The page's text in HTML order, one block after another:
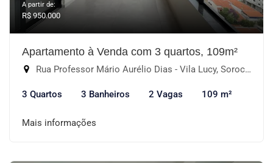
A partir de:
R$ 950.000
Apartamento à Venda com 3 quartos, 109m²
Rua Professor Mário Aurélio Dias - Vila Lucy, Sorocaba-SP
3 Quartos 3 Banheiros 2 Vagas 109 m²
Mais informações